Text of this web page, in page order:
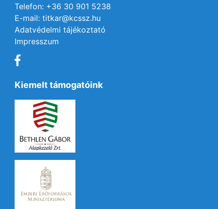
Telefon: +36 30 901 5238
E-mail: titkar@kcssz.hu
Adatvédelmi tájékoztató
Impresszum
Kiemelt támogatóink